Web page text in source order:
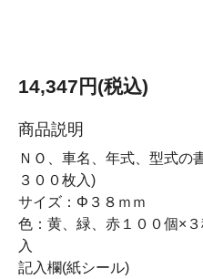
14,347円(税込)
商品説明
ＮＯ、車名、年式、型式の
３００枚入)
サイズ：Φ３８ｍｍ
色：黄、緑、赤１００個×
入
記入欄(紙シール)